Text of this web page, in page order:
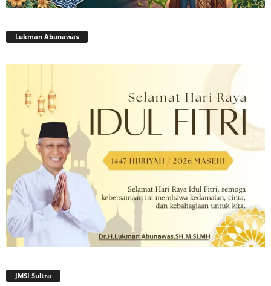
Lukman Abunawas
JMSI Sultra